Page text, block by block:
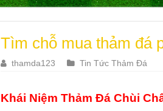
Tìm chỗ mua thảm đá
thamda123 Tin Tức Thảm Đá
Khái Niệm Thảm Đá Chùi